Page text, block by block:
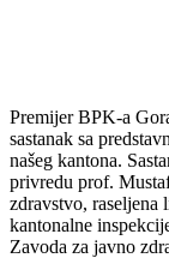
Premijer BPK-a
sastanak sa
našeg kantona.
privredu prof.